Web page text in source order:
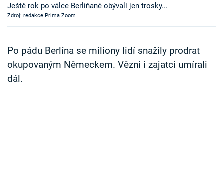
Sledujte nás
Ještě rok po válce Berlíňané obývali jen trosky...
Zdroj: redakce Prima Zoom
Po pádu Berlína se miliony lidí snažily prodrat
okupovaným Německem. Vězni i zajatci umírali
dál.